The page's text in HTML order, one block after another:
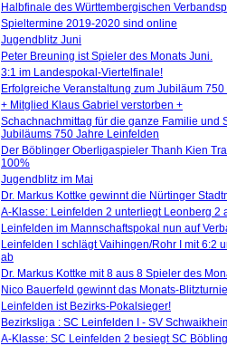
Halbfinale des Württembergischen
Spieltermine 2019-2020 sind online
Jugendblitz Juni
Peter Breuning ist Spieler des Monats Juni.
3:1 im Landespokal-Viertelfinale!
Erfolgreiche Veranstaltung zum Jubiläum
+ Mitglied Klaus Gabriel verstorben +
Schachnachmittag für die ganze Familie und
Jubiläums 750 Jahre Leinfelden
Der Böblinger Oberligaspieler Thanh Kien
100%
Jugendblitz im Mai
Dr. Markus Kottke gewinnt die Nürtinger
A-Klasse: Leinfelden 2 unterliegt Leonberg 2
Leinfelden im Mannschaftspokal nun auf
Leinfelden I schlägt Vaihingen/Rohr I mit 6:2
ab
Dr. Markus Kottke mit 8 aus 8 Spieler des
Nico Bauerfeld gewinnt das Monats-
Leinfelden ist Bezirks-Pokalsieger!
Bezirksliga : SC Leinfelden I - SV
A-Klasse: SC Leinfelden 2 besiegt SC